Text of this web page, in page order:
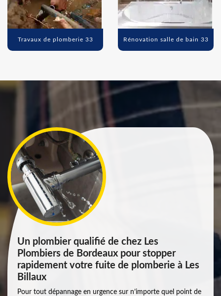
Travaux de plomberie 33 Rénovation salle de bain 33
Un plombier qualifié de chez Les
Plombiers de Bordeaux pour stopper
rapidement votre fuite de plomberie à Les
Billaux
Pour tout dépannage en urgence sur n’importe quel point de